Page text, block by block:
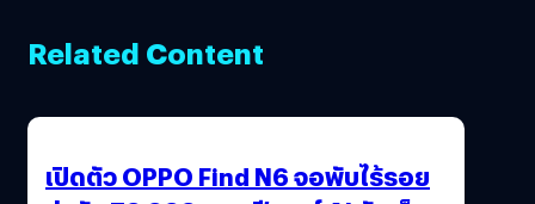
Related Content
เปิดตัว OPPO Find N6 จอพับไร้รอย